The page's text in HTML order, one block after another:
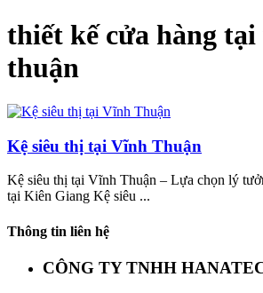
thiết kế cửa hàng
thuận
Kệ siêu thị tại Vĩnh Thuận
Kệ siêu thị tại Vĩnh Thuận – Lựa chọn lý
tại Kiên Giang Kệ siêu ...
Thông tin liên hệ
CÔNG TY TNHH